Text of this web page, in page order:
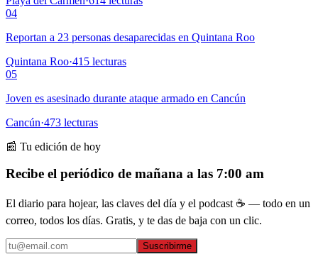
04
Reportan a 23 personas desaparecidas en Quintana Roo
Quintana Roo·415 lecturas
05
Joven es asesinado durante ataque armado en Cancún
Cancún·473 lecturas
📰 Tu edición de hoy
Recibe el periódico de mañana a las 7:00 am
El diario para hojear, las claves del día y el podcast ☕ — todo en un
correo, todos los días. Gratis, y te das de baja con un clic.
Suscribirme